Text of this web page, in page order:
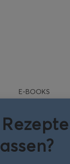
E-BOOKS